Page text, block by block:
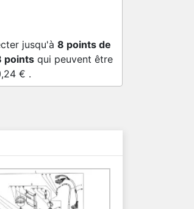
jusqu'à 8 points de
points qui peuvent être
€ .